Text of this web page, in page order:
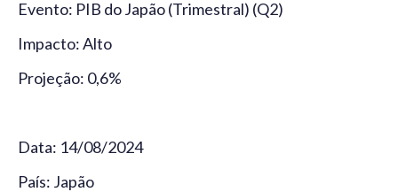
Evento: PIB do Japão (Trimestral) (Q2)
Impacto: Alto
Projeção: 0,6%
Data: 14/08/2024
País: Japão